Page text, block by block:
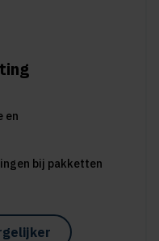
en
bij pakketten